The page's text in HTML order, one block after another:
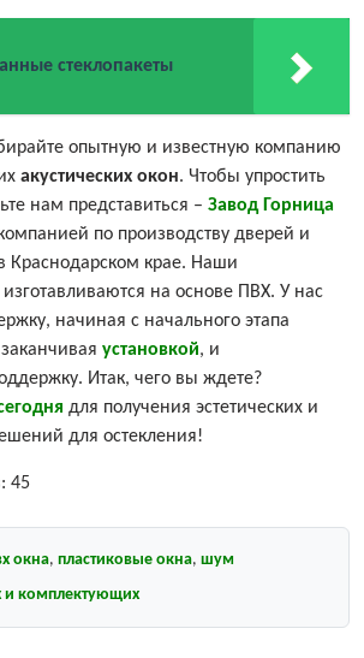
стеклопакеты
опытную и известную компанию
акустических окон. Чтобы упростить
нам представиться – Завод Горница
по производству дверей и
Краснодарском крае. Наши
изготавливаются на основе ПВХ. У нас
начиная с начального этапа
установкой, и
Итак, чего вы ждете?
для получения эстетических и
для остекления!
45
окна, пластиковые окна, шум
и комплектующих